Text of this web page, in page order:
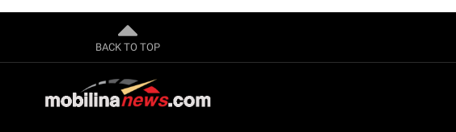
BACK TO TOP